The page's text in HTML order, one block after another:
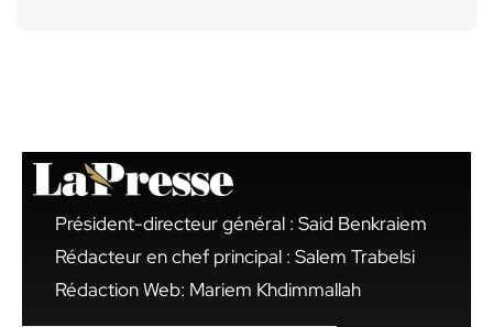
Président-directeur général : Said Benkraiem
Rédacteur en chef principal : Salem Trabelsi
Rédaction Web: Mariem Khdimmallah